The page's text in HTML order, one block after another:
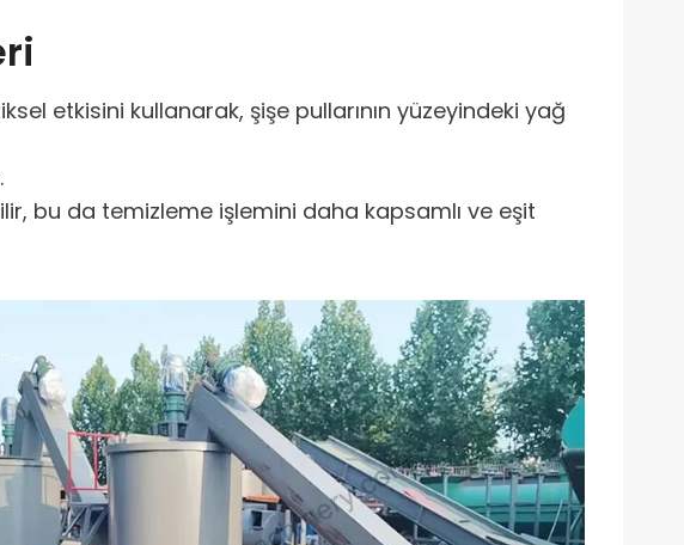
etkisini kullanarak, şişe pullarının yüzeyindeki yağ
bu da temizleme işlemini daha kapsamlı ve eşit